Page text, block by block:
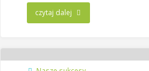
czytaj dalej